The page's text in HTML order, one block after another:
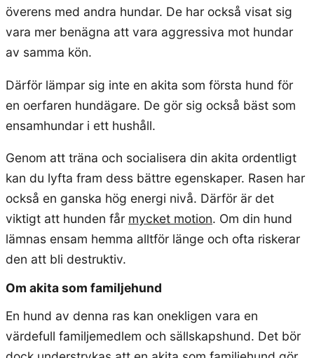
överens med andra hundar. De har också visat sig
vara mer benägna att vara aggressiva mot hundar
av samma kön.
Därför lämpar sig inte en akita som första hund för
en oerfaren hundägare. De gör sig också bäst som
ensamhundar i ett hushåll.
Genom att träna och socialisera din akita ordentligt
kan du lyfta fram dess bättre egenskaper. Rasen har
också en ganska hög energi nivå. Därför är det
viktigt att hunden får mycket motion. Om din hund
lämnas ensam hemma alltför länge och ofta riskerar
den att bli destruktiv.
Om akita som familjehund
En hund av denna ras kan onekligen vara en
värdefull familjemedlem och sällskapshund. Det bör